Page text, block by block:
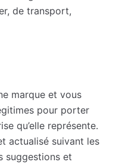
de transport,
marque et vous
pour porter
qu’elle représente.
actualisé suivant les
suggestions et